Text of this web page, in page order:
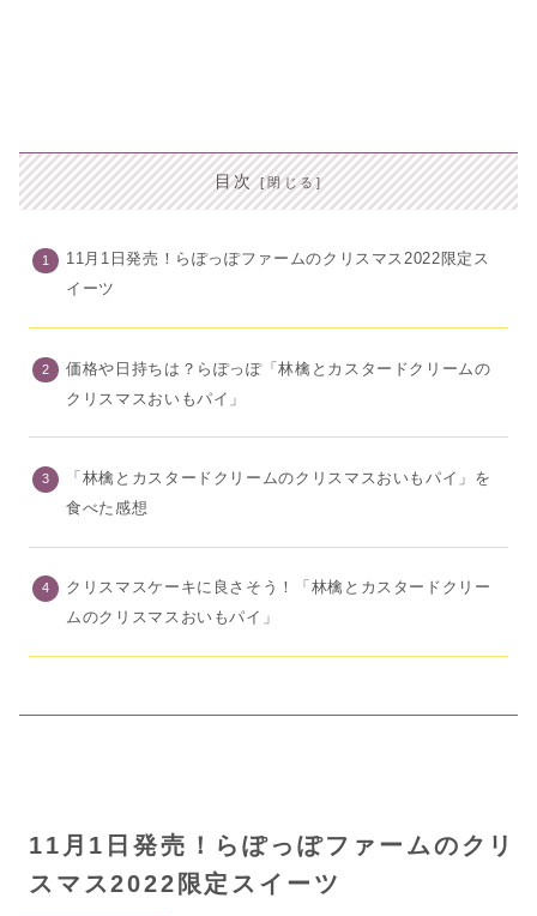
目次
11月1日発売！らぽっぽファームのクリスマス2022限定ス
イーツ
価格や日持ちは？らぽっぽ「林檎とカスタードクリームの
クリスマスおいもパイ」
「林檎とカスタードクリームのクリスマスおいもパイ」を
食べた感想
クリスマスケーキに良さそう！「林檎とカスタードクリー
ムのクリスマスおいもパイ」
11月1日発売！らぽっぽファームのクリ
スマス2022限定スイーツ